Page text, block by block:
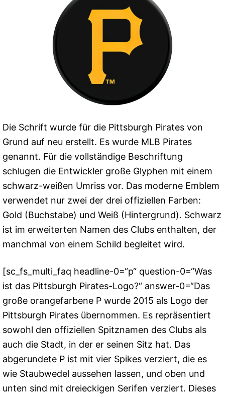
Die Schrift wurde für die Pittsburgh Pirates von
Grund auf neu erstellt. Es wurde MLB Pirates
genannt. Für die vollständige Beschriftung
schlugen die Entwickler große Glyphen mit einem
schwarz-weißen Umriss vor. Das moderne Emblem
verwendet nur zwei der drei offiziellen Farben:
Gold (Buchstabe) und Weiß (Hintergrund). Schwarz
ist im erweiterten Namen des Clubs enthalten, der
manchmal von einem Schild begleitet wird.
[sc_fs_multi_faq headline-0=“p“ question-0=“Was
ist das Pittsburgh Pirates-Logo?“ answer-0=“Das
große orangefarbene P wurde 2015 als Logo der
Pittsburgh Pirates übernommen. Es repräsentiert
sowohl den offiziellen Spitznamen des Clubs als
auch die Stadt, in der er seinen Sitz hat. Das
abgerundete P ist mit vier Spikes verziert, die es
wie Staubwedel aussehen lassen, und oben und
unten sind mit dreieckigen Serifen verziert. Dieses